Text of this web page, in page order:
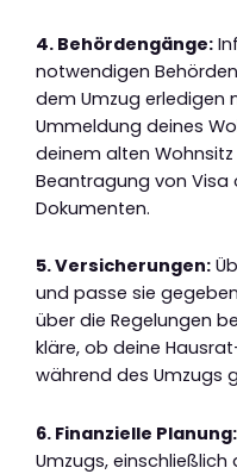
4. Behördengänge:
notwendigen
dem Umzug erledigen
Ummeldung deines
deinem alten
Beantragung von Visa
Dokumenten.
5. Versicherungen:
und passe sie
über die Regelungen
kläre, ob deine
während des Umzugs
6. Finanzielle Planung:
Umzugs,